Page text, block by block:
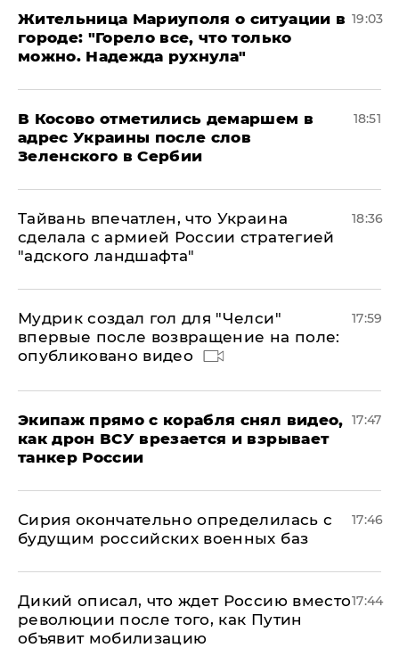
Жительница Мариуполя о ситуации в
городе: "Горело все, что только
можно. Надежда рухнула"
19:03
В Косово отметились демаршем в
адрес Украины после слов
Зеленского в Сербии
18:51
Тайвань впечатлен, что Украина
сделала с армией России стратегией
"адского ландшафта"
18:36
Мудрик создал гол для "Челси"
впервые после возвращение на поле:
опубликовано видео
17:59
Экипаж прямо с корабля снял видео,
как дрон ВСУ врезается и взрывает
танкер России
17:47
Сирия окончательно определилась с
будущим российских военных баз
17:46
Дикий описал, что ждет Россию вместо
революции после того, как Путин
объявит мобилизацию
17:44